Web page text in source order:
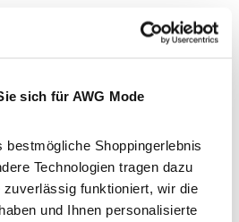
sich für AWG Mode
bestmögliche Shoppingerlebnis
Technologien tragen dazu
funktioniert, wir die
und Ihnen personalisierte
Mädchen Mütze mit Applikation
Bubble Gum
Mädchen Loopschal wendbar